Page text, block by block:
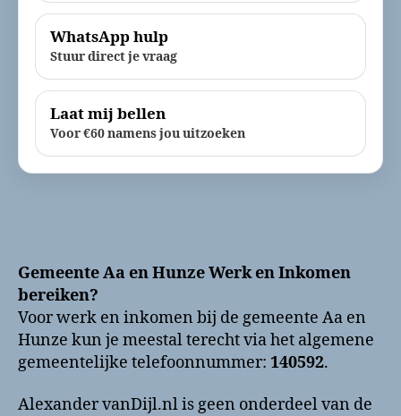
WhatsApp hulp
Stuur direct je vraag
Laat mij bellen
Voor €60 namens jou uitzoeken
Gemeente Aa en Hunze Werk en Inkomen
bereiken?
Voor werk en inkomen bij de gemeente Aa en
Hunze kun je meestal terecht via het algemene
gemeentelijke telefoonnummer: 140592.
Alexander vanDijl.nl is geen onderdeel van de